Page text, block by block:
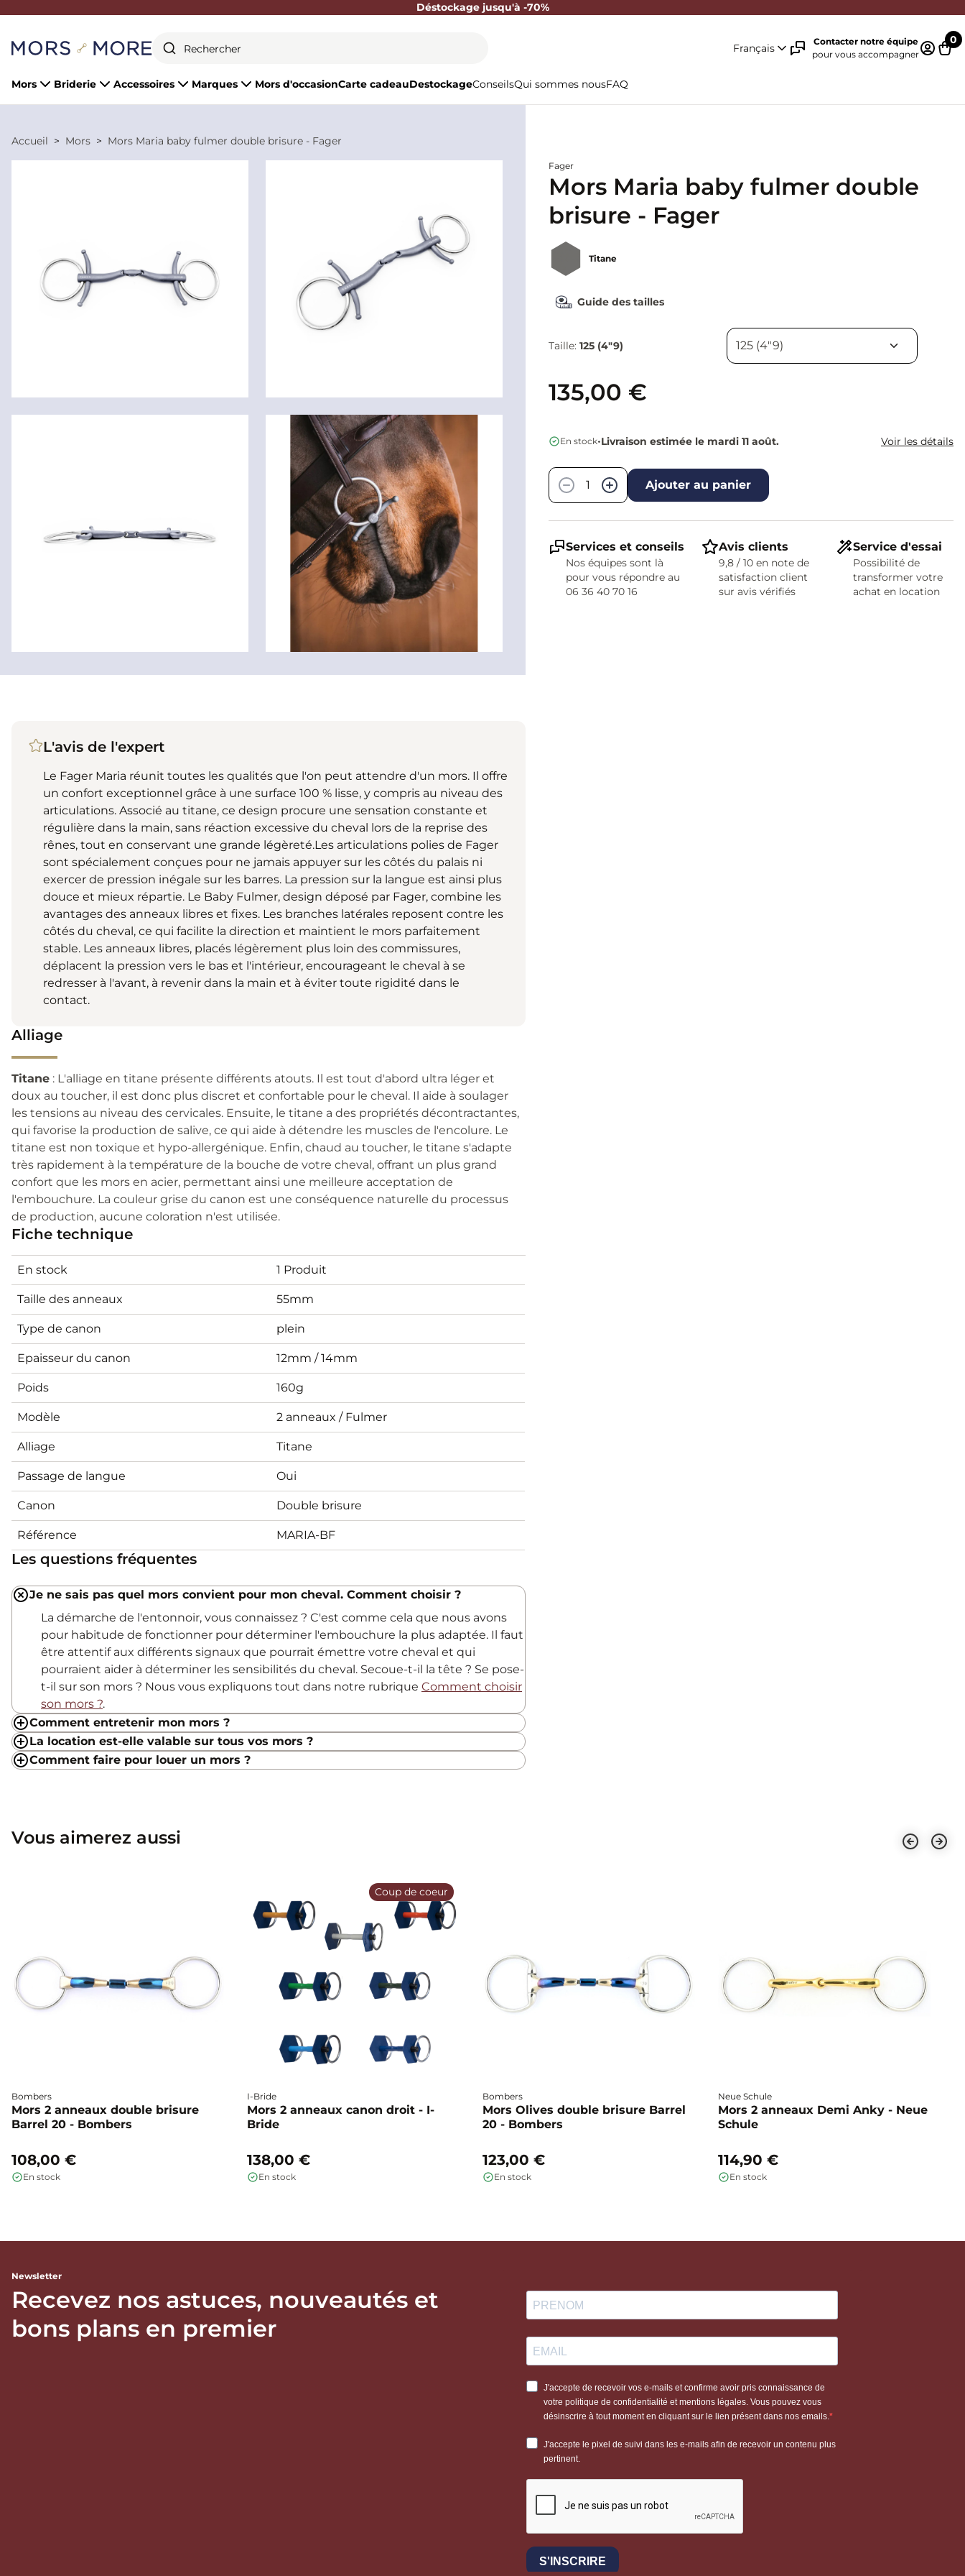
Déstockage jusqu'à -70%
Français
Contacter notre équipe
pour vous accompagner
0
Mors Briderie Accessoires Marques Mors d'occasionCarte cadeauDestockageConseilsQui sommes nousFAQ
Accueil Mors Mors Maria baby fulmer double brisure - Fager
Fager
Mors Maria baby fulmer double
brisure - Fager
Titane
Guide des tailles
Taille: 125 (4"9)
135,00 €
En stock•Livraison estimée le mardi 11 août. Voir les détails
−
+ Ajouter au panier
Services et conseils
Nos équipes sont là
pour vous répondre au
06 36 40 70 16
Avis clients
9,8 / 10 en note de
satisfaction client
sur avis vérifiés
Service d'essai
Possibilité de
transformer votre
achat en location
L'avis de l'expert
Le Fager Maria réunit toutes les qualités que l'on peut attendre d'un mors. Il offre
un confort exceptionnel grâce à une surface 100 % lisse, y compris au niveau des
articulations. Associé au titane, ce design procure une sensation constante et
régulière dans la main, sans réaction excessive du cheval lors de la reprise des
rênes, tout en conservant une grande légèreté.Les articulations polies de Fager
sont spécialement conçues pour ne jamais appuyer sur les côtés du palais ni
exercer de pression inégale sur les barres. La pression sur la langue est ainsi plus
douce et mieux répartie. Le Baby Fulmer, design déposé par Fager, combine les
avantages des anneaux libres et fixes. Les branches latérales reposent contre les
côtés du cheval, ce qui facilite la direction et maintient le mors parfaitement
stable. Les anneaux libres, placés légèrement plus loin des commissures,
déplacent la pression vers le bas et l'intérieur, encourageant le cheval à se
redresser à l'avant, à revenir dans la main et à éviter toute rigidité dans le
contact.
Alliage
Titane : L'alliage en titane présente différents atouts. Il est tout d'abord ultra léger et
doux au toucher, il est donc plus discret et confortable pour le cheval. Il aide à soulager
les tensions au niveau des cervicales. Ensuite, le titane a des propriétés décontractantes,
qui favorise la production de salive, ce qui aide à détendre les muscles de l'encolure. Le
titane est non toxique et hypo-allergénique. Enfin, chaud au toucher, le titane s'adapte
très rapidement à la température de la bouche de votre cheval, offrant un plus grand
confort que les mors en acier, permettant ainsi une meilleure acceptation de
l'embouchure. La couleur grise du canon est une conséquence naturelle du processus
de production, aucune coloration n'est utilisée.
Fiche technique
En stock 1 Produit
Taille des anneaux 55mm
Type de canon plein
Epaisseur du canon 12mm / 14mm
Poids 160g
Modèle 2 anneaux / Fulmer
Alliage Titane
Passage de langue Oui
Canon Double brisure
Référence MARIA-BF
Les questions fréquentes
Je ne sais pas quel mors convient pour mon cheval. Comment choisir ?
La démarche de l'entonnoir, vous connaissez ? C'est comme cela que nous avons
pour habitude de fonctionner pour déterminer l'embouchure la plus adaptée. Il faut
être attentif aux différents signaux que pourrait émettre votre cheval et qui
pourraient aider à déterminer les sensibilités du cheval. Secoue-t-il la tête ? Se pose-
t-il sur son mors ? Nous vous expliquons tout dans notre rubrique Comment choisir
son mors ?.
Comment entretenir mon mors ?
La location est-elle valable sur tous vos mors ?
Comment faire pour louer un mors ?
Vous aimerez aussi
Bombers
Mors 2 anneaux double brisure
Barrel 20 - Bombers
108,00 €
En stock
I-Bride
Mors 2 anneaux canon droit - I-
Bride
138,00 €
En stock
Coup de coeur
Bombers
Mors Olives double brisure Barrel
20 - Bombers
123,00 €
En stock
Neue Schule
Mors 2 anneaux Demi Anky - Neue
Schule
114,90 €
En stock
Newsletter
Recevez nos astuces, nouveautés et
bons plans en premier